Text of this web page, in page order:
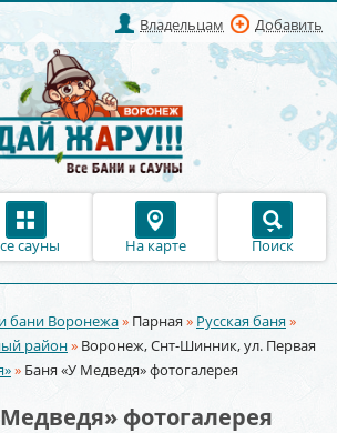
Владельцам Добавить
сауны На карте Поиск
бани Воронежа» Парная» Русская баня»
район» Воронеж, Снт-Шинник, ул. Первая
» Баня «У Медведя» фотогалерея
фотогалерея